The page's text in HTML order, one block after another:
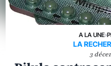
A LA UNE›
LA
3